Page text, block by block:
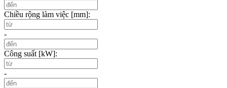
Chiều rộng làm việc [mm]:
-
Công suất [kW]:
-